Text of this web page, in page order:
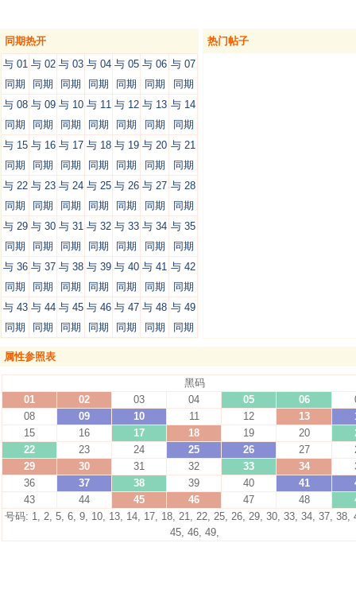
同期热开
与 01
同期
与 02
同期
与 03
同期
与 04
同期
与 05
同期
与 06
同期
与 07
同期
与 08
同期
与 09
同期
与 10
同期
与 11
同期
与 12
同期
与 13
同期
与 14
同期
与 15
同期
与 16
同期
与 17
同期
与 18
同期
与 19
同期
与 20
同期
与 21
同期
与 22
同期
与 23
同期
与 24
同期
与 25
同期
与 26
同期
与 27
同期
与 28
同期
与 29
同期
与 30
同期
与 31
同期
与 32
同期
与 33
同期
与 34
同期
与 35
同期
与 36
同期
与 37
同期
与 38
同期
与 39
同期
与 40
同期
与 41
同期
与 42
同期
与 43
同期
与 44
同期
与 45
同期
与 46
同期
与 47
同期
与 48
同期
与 49
同期
热门帖子
属性参照表
黑码
01
02 03 04 05 06
08
09 10 11 12 13
15
16 17 18 19 20
22
23 24 25 26 27
29
30 31 32 33 34
36
37 38 39 40 41
43
44 45 46 47 48
号码: 1, 2, 5, 6, 9, 10, 13, 14, 17, 18, 21, 22, 25, 26, 29, 30, 33, 34, 37, 38,
45, 46, 49,